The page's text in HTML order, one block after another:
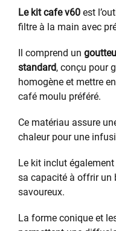
Le kit cafe v60 est
filtre à la main avec
Il comprend un
standard, conçu pour
homogène et mettre
café moulu préféré.
Ce matériau assure
chaleur pour une
Le kit inclut également
sa capacité à offrir un
savoureux.
La forme conique et